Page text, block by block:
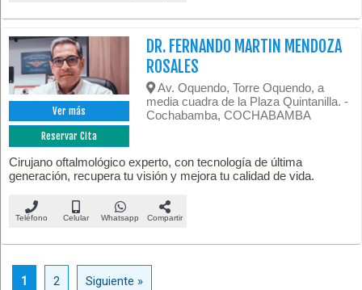
Ver más
Reservar Cita
DR. FERNANDO MARTIN MENDOZA
ROSALES
Av. Oquendo, Torre Oquendo, a
media cuadra de la Plaza Quintanilla. -
Cochabamba, COCHABAMBA
Cirujano oftalmológico experto, con tecnología de última
generación, recupera tu visión y mejora tu calidad de vida.
Teléfono Celular Whatsapp Compartir
1 2 Siguiente »